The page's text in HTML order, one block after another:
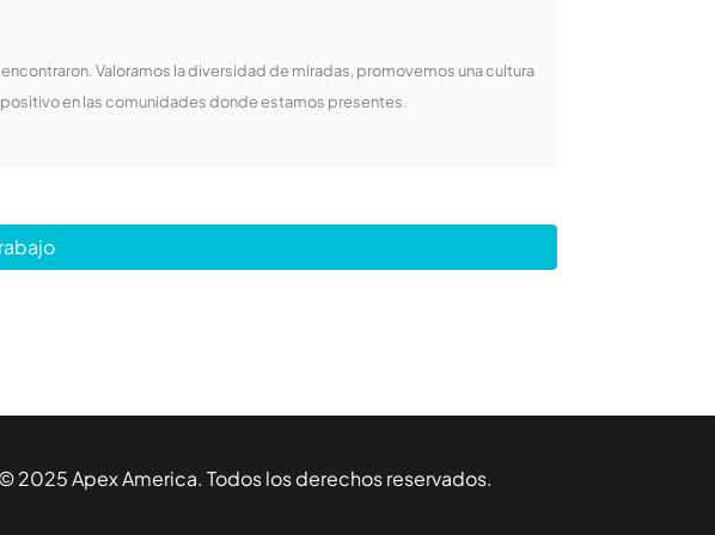
Valoramos la diversidad de miradas, promovemos una cultura
en las comunidades donde estamos presentes.
© 2025Apex America. Todos los derechos reservados.